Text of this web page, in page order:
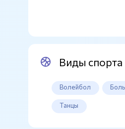
Виды спорта
Волейбол
Танцы